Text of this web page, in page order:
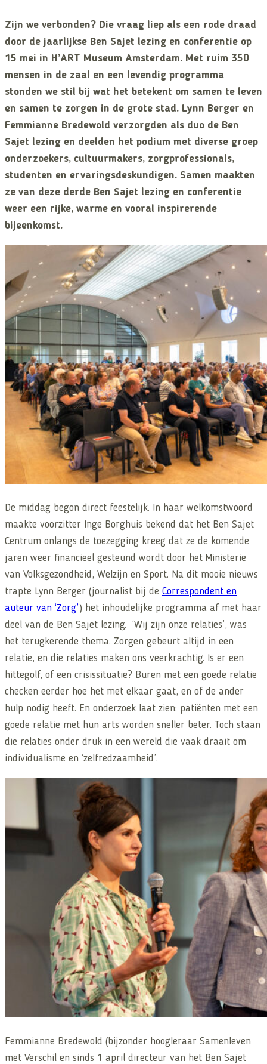
Zijn we verbonden? Die vraag liep als een rode draad
door de jaarlijkse Ben Sajet lezing en conferentie op
15 mei in H’ART Museum Amsterdam. Met ruim 350
mensen in de zaal en een levendig programma
stonden we stil bij wat het betekent om samen te leven
en samen te zorgen in de grote stad. Lynn Berger en
Femmianne Bredewold verzorgden als duo de Ben
Sajet lezing en deelden het podium met diverse groep
onderzoekers, cultuurmakers, zorgprofessionals,
studenten en ervaringsdeskundigen. Samen maakten
ze van deze derde Ben Sajet lezing en conferentie
weer een rijke, warme en vooral inspirerende
bijeenkomst.
De middag begon direct feestelijk. In haar welkomstwoord
maakte voorzitter Inge Borghuis bekend dat het Ben Sajet
Centrum onlangs de toezegging kreeg dat ze de komende
jaren weer financieel gesteund wordt door het Ministerie
van Volksgezondheid, Welzijn en Sport. Na dit mooie nieuws
trapte Lynn Berger (journalist bij de Correspondent en
auteur van ‘Zorg’) het inhoudelijke programma af met haar
deel van de Ben Sajet lezing. ‘Wij zijn onze relaties’, was
het terugkerende thema. Zorgen gebeurt altijd in een
relatie, en die relaties maken ons veerkrachtig. Is er een
hittegolf, of een crisissituatie? Buren met een goede relatie
checken eerder hoe het met elkaar gaat, en of de ander
hulp nodig heeft. En onderzoek laat zien: patiënten met een
goede relatie met hun arts worden sneller beter. Toch staan
die relaties onder druk in een wereld die vaak draait om
individualisme en ‘zelfredzaamheid’.
Femmianne Bredewold (bijzonder hoogleraar Samenleven
met Verschil en sinds 1 april directeur van het Ben Sajet